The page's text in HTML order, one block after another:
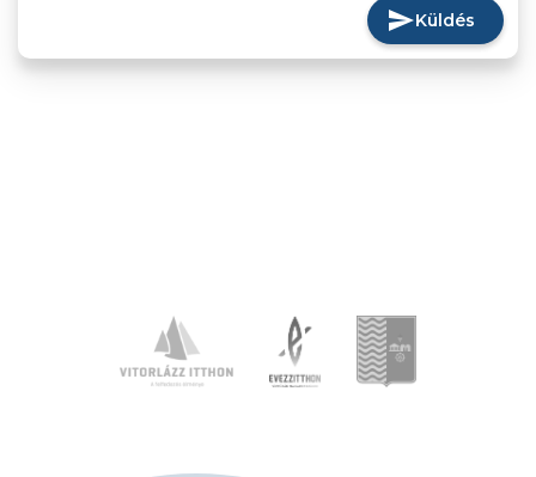
sendKüldés